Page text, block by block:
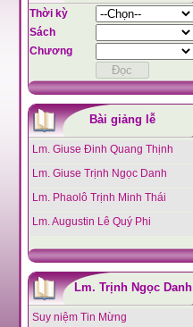
Thời kỳ
Sách
Chương
Bài giảng lễ
Lm. Giuse Đinh Quang Thịnh
Lm. Giuse Trịnh Ngọc Danh
Lm. Phaolô Trịnh Minh Thái
Lm. Augustin Lê Quý Phi
Lm. Trịnh Ngọc Danh
Suy niệm Tin Mừng